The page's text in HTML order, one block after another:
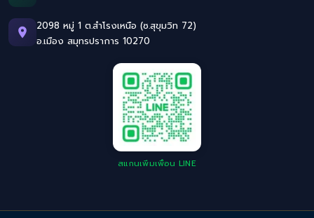
2098 หมู่ 1 ต.สำโรงเหนือ (ซ.สุขุมวิท 72)
อ.เมือง สมุทรปราการ 10270
สแกนเพิ่มเพื่อน LINE